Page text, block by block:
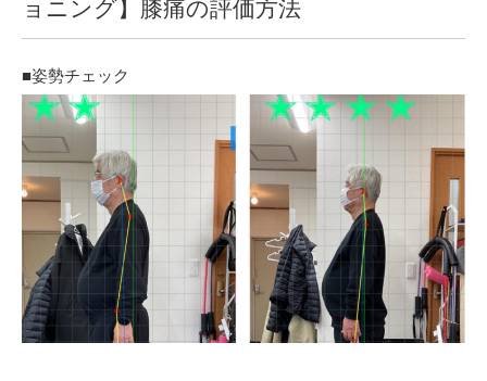
ョニング】膝痛の評価方法
■姿勢チェック